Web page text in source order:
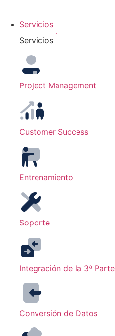
Servicios
Servicios
Project Management
Customer Success
Entrenamiento
Soporte
Integración de la 3ª Parte
Conversión de Datos